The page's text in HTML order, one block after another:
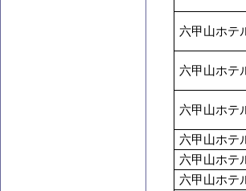
六甲山ホテ
六甲山ホテ
六甲山ホテ
六甲山ホテ
六甲山ホテ
六甲山ホテ